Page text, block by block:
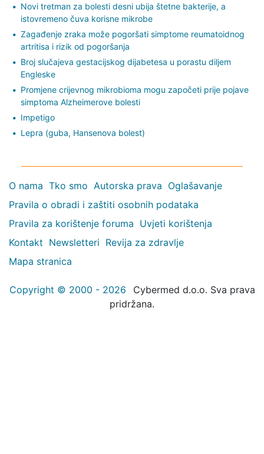
Novi tretman za bolesti desni ubija štetne bakterije, a
istovremeno čuva korisne mikrobe
Zagađenje zraka može pogoršati simptome reumatoidnog
artritisa i rizik od pogoršanja
Broj slučajeva gestacijskog dijabetesa u porastu diljem
Engleske
Promjene crijevnog mikrobioma mogu započeti prije pojave
simptoma Alzheimerove bolesti
Impetigo
Lepra (guba, Hansenova bolest)
O nama Tko smo Autorska prava Oglašavanje
Pravila o obradi i zaštiti osobnih podataka
Pravila za korištenje foruma Uvjeti korištenja
Kontakt Newsletteri Revija za zdravlje
Mapa stranica
Copyright © 2000 - 2026
Cybermed d.o.o. Sva prava
pridržana.